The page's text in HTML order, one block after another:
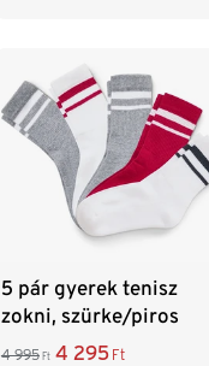
5 pár gyerek tenisz
zokni, szürke/piros
4 995 Ft 4 295 Ft